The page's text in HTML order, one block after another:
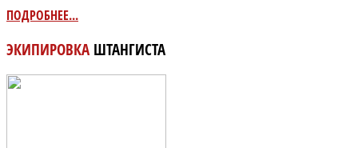
ПОДРОБНЕЕ...
ЭКИПИРОВКА ШТАНГИСТА